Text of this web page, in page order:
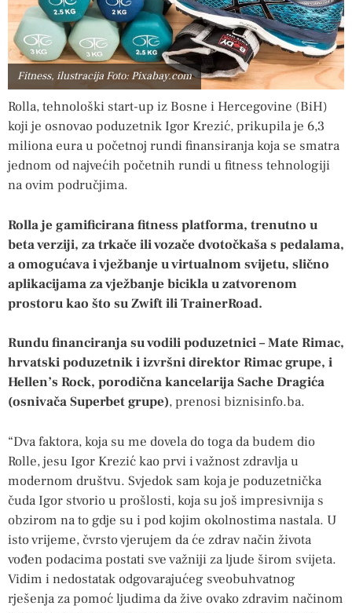
Fitness, ilustracija Foto: Pixabay.com
Rolla, tehnološki start-up iz Bosne i Hercegovine (BiH)
koji je osnovao poduzetnik Igor Krezić, prikupila je 6,3
miliona eura u početnoj rundi finansiranja koja se smatra
jednom od najvećih početnih rundi u fitness tehnologiji
na ovim područjima.
Rolla je gamificirana fitness platforma, trenutno u
beta verziji, za trkače ili vozače dvotočkaša s pedalama,
a omogućava i vježbanje u virtualnom svijetu, slično
aplikacijama za vježbanje bicikla u zatvorenom
prostoru kao što su Zwift ili TrainerRoad.
Rundu financiranja su vodili poduzetnici – Mate Rimac,
hrvatski poduzetnik i izvršni direktor Rimac grupe, i
Hellen’s Rock, porodična kancelarija Sache Dragića
(osnivača Superbet grupe), prenosi biznisinfo.ba.
“Dva faktora, koja su me dovela do toga da budem dio
Rolle, jesu Igor Krezić kao prvi i važnost zdravlja u
modernom društvu. Svjedok sam koja je poduzetnička
čuda Igor stvorio u prošlosti, koja su još impresivnija s
obzirom na to gdje su i pod kojim okolnostima nastala. U
isto vrijeme, čvrsto vjerujem da će zdrav način života
vođen podacima postati sve važniji za ljude širom svijeta.
Vidim i nedostatak odgovarajućeg sveobuhvatnog
rješenja za pomoć ljudima da žive ovako zdravim načinom